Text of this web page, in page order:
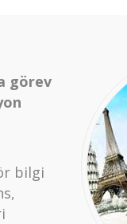
görev
bilgi